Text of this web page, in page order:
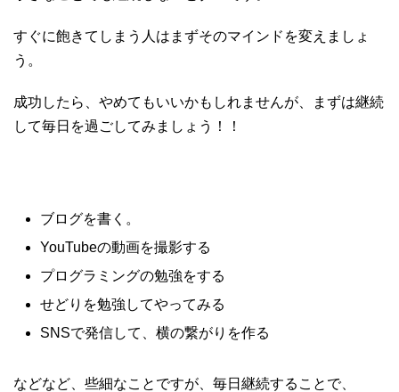
すぐに飽きてしまう人はまずそのマインドを変えましょ
う。
成功したら、やめてもいいかもしれませんが、まずは継続
して毎日を過ごしてみましょう！！
ブログを書く。
YouTubeの動画を撮影する
プログラミングの勉強をする
せどりを勉強してやってみる
SNSで発信して、横の繋がりを作る
などなど、些細なことですが、毎日継続することで、